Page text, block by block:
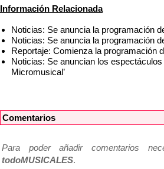
Información Relacionada
Noticias: Se anuncia la programación
Noticias: Se anuncia la programación
Reportaje: Comienza la programación
Noticias: Se anuncian los
Micromusical’
Comentarios
Para poder añadir comentarios
todoMUSICALES.